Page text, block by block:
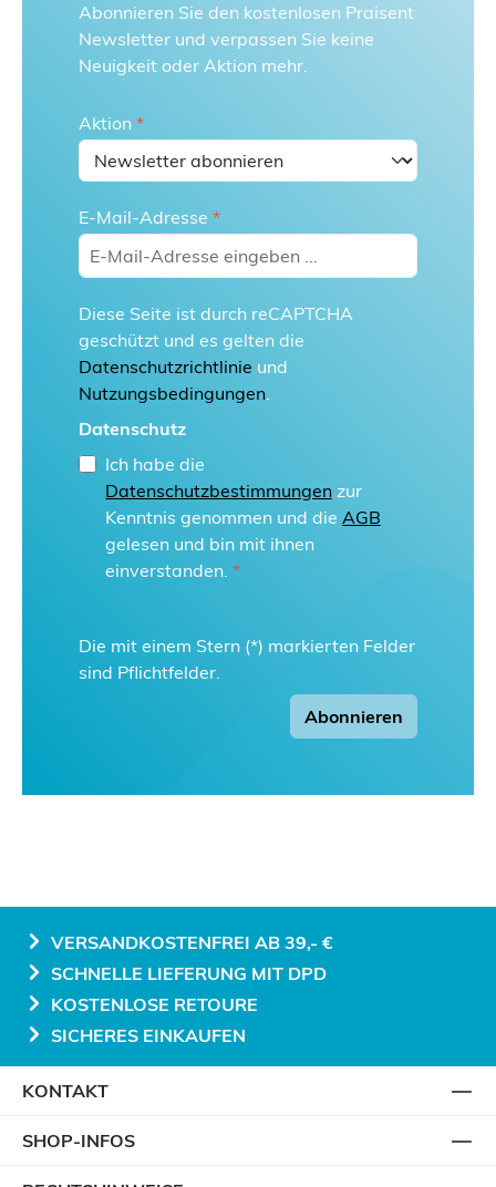
Abonnieren Sie den kostenlosen Praisent
Newsletter und verpassen Sie keine
Neuigkeit oder Aktion mehr.
Aktion *
E-Mail-Adresse *
Diese Seite ist durch reCAPTCHA
geschützt und es gelten die
Datenschutzrichtlinie und
Nutzungsbedingungen.
Datenschutz
Ich habe die
Datenschutzbestimmungen zur
Kenntnis genommen und die AGB
gelesen und bin mit ihnen
einverstanden. *
Die mit einem Stern (*) markierten Felder
sind Pflichtfelder.
Abonnieren
VERSANDKOSTENFREI AB 39,- €
SCHNELLE LIEFERUNG MIT DPD
KOSTENLOSE RETOURE
SICHERES EINKAUFEN
KONTAKT
SHOP-INFOS